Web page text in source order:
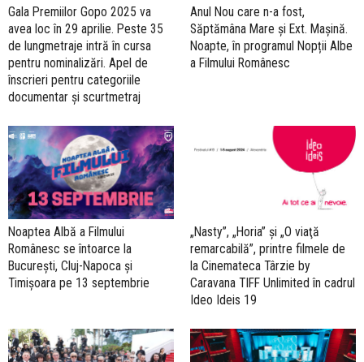
Gala Premiilor Gopo 2025 va
avea loc în 29 aprilie. Peste 35
de lungmetraje intră în cursa
pentru nominalizări. Apel de
înscrieri pentru categoriile
documentar și scurtmetraj
Anul Nou care n-a fost,
Săptămâna Mare și Ext. Mașină.
Noapte, în programul Nopții Albe
a Filmului Românesc
Noaptea Albă a Filmului
Românesc se întoarce la
București, Cluj-Napoca și
Timișoara pe 13 septembrie
„Nasty”, „Horia” şi „O viaţă
remarcabilă”, printre filmele de
la Cinemateca Târzie by
Caravana TIFF Unlimited în cadrul
Ideo Ideis 19